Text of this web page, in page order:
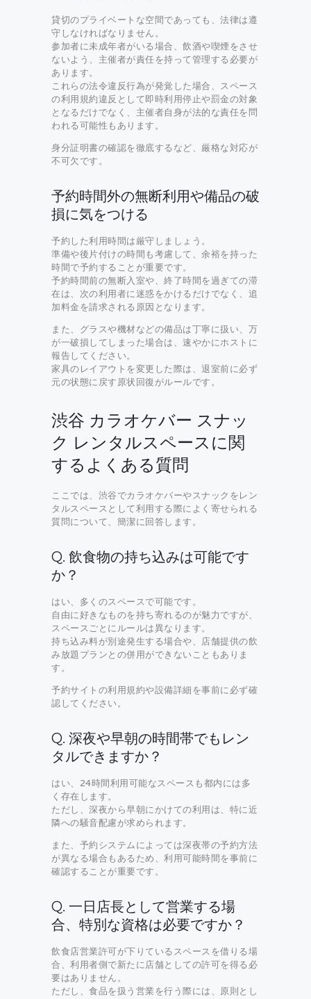
貸切のプライベートな空間であっても、法律は遵
守しなければなりません。
参加者に未成年者がいる場合、飲酒や喫煙をさせ
ないよう、主催者が責任を持って管理する必要が
あります。
これらの法令違反行為が発覚した場合、スペース
の利用規約違反として即時利用停止や罰金の対象
となるだけでなく、主催者自身が法的な責任を問
われる可能性もあります。
身分証明書の確認を徹底するなど、厳格な対応が
不可欠です。
予約時間外の無断利用や備品の破
損に気をつける
予約した利用時間は厳守しましょう。
準備や後片付けの時間も考慮して、余裕を持った
時間で予約することが重要です。
予約時間前の無断入室や、終了時間を過ぎての滞
在は、次の利用者に迷惑をかけるだけでなく、追
加料金を請求される原因となります。
また、グラスや機材などの備品は丁寧に扱い、万
が一破損してしまった場合は、速やかにホストに
報告してください。
家具のレイアウトを変更した際は、退室前に必ず
元の状態に戻す原状回復がルールです。
渋谷 カラオケバー スナッ
ク レンタルスペースに関
するよくある質問
ここでは、渋谷でカラオケバーやスナックをレン
タルスペースとして利用する際によく寄せられる
質問について、簡潔に回答します。
Q. 飲食物の持ち込みは可能です
か？
はい、多くのスペースで可能です。
自由に好きなものを持ち寄れるのが魅力ですが、
スペースごとにルールは異なります。
持ち込み料が別途発生する場合や、店舗提供の飲
み放題プランとの併用ができないこともありま
す。
予約サイトの利用規約や設備詳細を事前に必ず確
認してください。
Q. 深夜や早朝の時間帯でもレン
タルできますか？
はい、24時間利用可能なスペースも都内には多
く存在します。
ただし、深夜から早朝にかけての利用は、特に近
隣への騒音配慮が求められます。
また、予約システムによっては深夜帯の予約方法
が異なる場合もあるため、利用可能時間を事前に
確認することが重要です。
Q. 一日店長として営業する場
合、特別な資格は必要ですか？
飲食店営業許可が下りているスペースを借りる場
合、利用者側で新たに店舗としての許可を得る必
要はありません。
ただし、食品を扱う営業を行う際には、原則とし